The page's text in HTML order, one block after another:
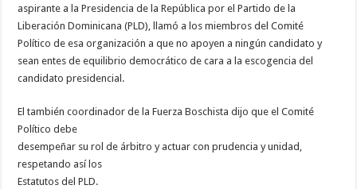
aspirante a la Presidencia de la República por el Partido de la
Liberación Dominicana (PLD), llamó a los miembros del Comité
Político de esa organización a que no apoyen a ningún candidato y
sean entes de equilibrio democrático de cara a la escogencia del
candidato presidencial.
El también coordinador de la Fuerza Boschista dijo que el Comité
Político debe
desempeñar su rol de árbitro y actuar con prudencia y unidad,
respetando así los
Estatutos del PLD.